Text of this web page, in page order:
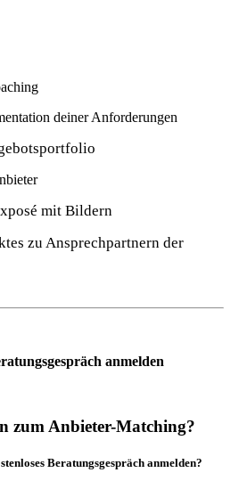
deiner Anforderungen
mit Bildern
zu Ansprechpartnern der
anmelden
zum Anbieter-Matching?
Beratungsgespräch anmelden?